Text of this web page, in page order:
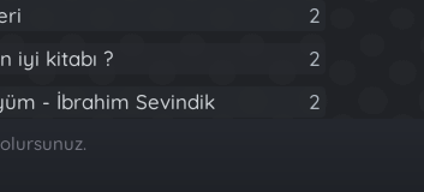
2
iyi kitabı ?
2
- İbrahim Sevindik
2
Ağa